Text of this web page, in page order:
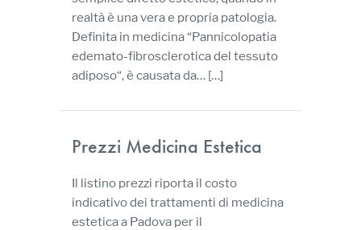
realtà è una vera e propria patologia.
Definita in medicina “Pannicolopatia
edemato-fibrosclerotica del tessuto
adiposo“, è causata da… […]
Prezzi Medicina Estetica
Il listino prezzi riporta il costo
indicativo dei trattamenti di medicina
estetica a Padova per il